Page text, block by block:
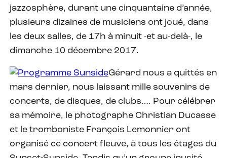
jazzosphère, durant une cinquantaine d’année,
plusieurs dizaines de musiciens ont joué, dans
les deux salles, de 17h à minuit -et au-delà-, le
dimanche 10 décembre 2017.
Gérard nous a quittés en
mars dernier, nous laissant mille souvenirs de
concerts, de disques, de clubs…. Pour célébrer
sa mémoire, le photographe Christian Ducasse
et le tromboniste François Lemonnier ont
organisé ce concert fleuve, à tous les étages du